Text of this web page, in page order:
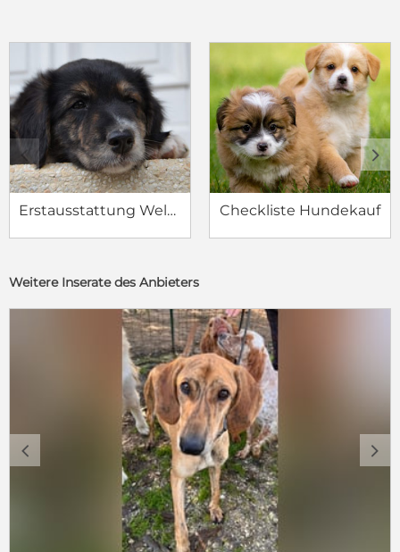
Erstausstattung Welpe Checkliste Hundekauf
c d
Weitere Inserate des Anbieters
c d